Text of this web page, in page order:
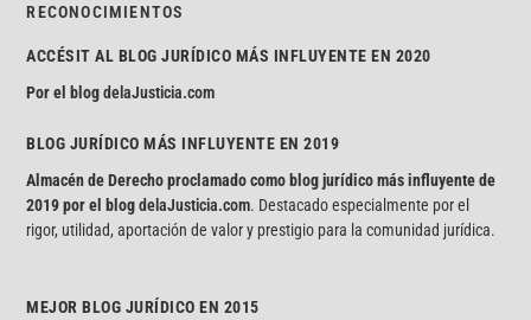
RECONOCIMIENTOS
ACCÉSIT AL BLOG JURÍDICO MÁS INFLUYENTE EN 2020
Por el blogdelaJusticia.com
BLOG JURÍDICO MÁS INFLUYENTE EN 2019
Almacén de Derecho proclamado como blog jurídico más influyente de
2019 por el blogdelaJusticia.com. Destacado especialmente por el
rigor, utilidad, aportación de valor y prestigio para la comunidad jurídica.
MEJOR BLOG JURÍDICO EN 2015